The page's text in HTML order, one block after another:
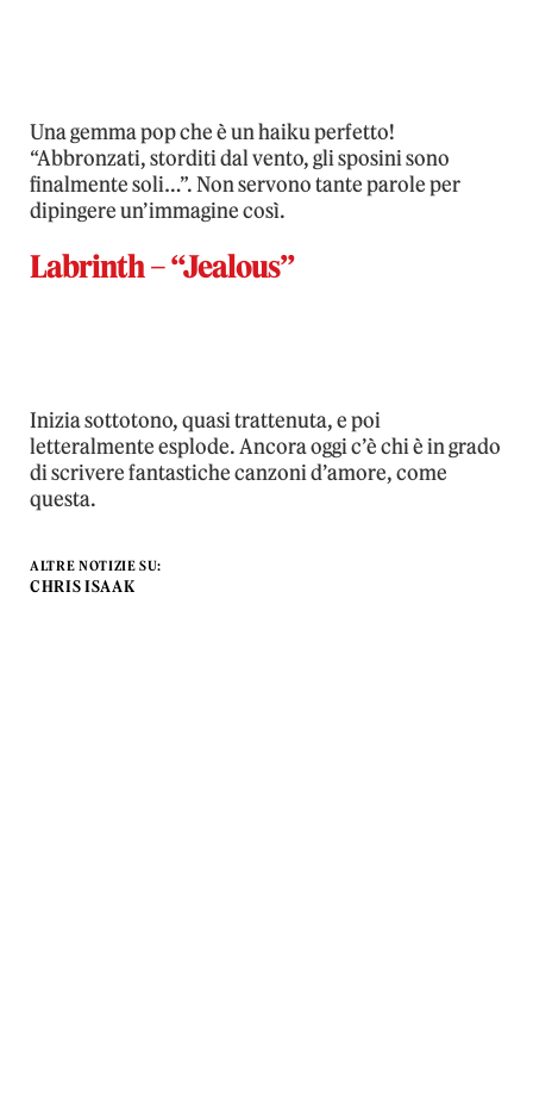
Una gemma pop che è un haiku perfetto!
“Abbronzati, storditi dal vento, gli sposini sono
finalmente soli…”. Non servono tante parole per
dipingere un’immagine così.
Labrinth – “Jealous”
Inizia sottotono, quasi trattenuta, e poi
letteralmente esplode. Ancora oggi c’è chi è in grado
di scrivere fantastiche canzoni d’amore, come
questa.
ALTRE NOTIZIE SU:
CHRIS ISAAK